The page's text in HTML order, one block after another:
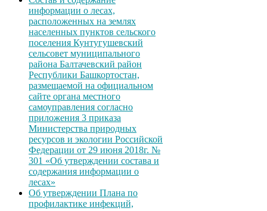
информации о лесах,
расположенных на землях
населенных пунктов сельского
поселения Кунтугушевский
сельсовет муниципального
района Балтачевский район
Республики Башкортостан,
размещаемой на официальном
сайте органа местного
самоуправления согласно
приложения 3 приказа
Министерства природных
ресурсов и экологии Российской
Федерации от 29 июня 2018г. №
301 «Об утверждении состава и
содержания информации о
лесах»
Об утверждении Плана по
профилактике инфекций,